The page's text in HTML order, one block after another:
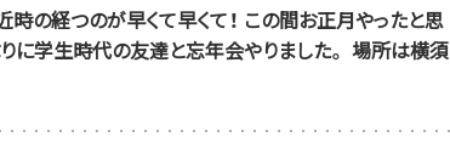
時の経つのが早くて早くて！ この間お正月やったと思
に学生時代の友達と忘年会やりました。 場所は横須